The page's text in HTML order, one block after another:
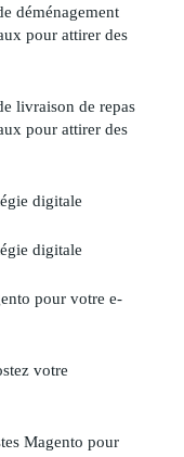
déménagement
pour attirer des
livraison de repas
pour attirer des
digitale
digitale
pour votre e-
votre
Magento pour